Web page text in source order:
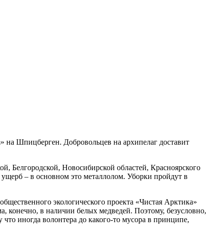
на Шпицберген. Добровольцев на архипелаг доставит
Белгородской, Новосибирской областей, Красноярского
– в основном это металлолом. Уборки пройдут в
экологического проекта «Чистая Арктика»
конечно, в наличии белых медведей. Поэтому, безусловно,
иногда волонтера до какого-то мусора в принципе,